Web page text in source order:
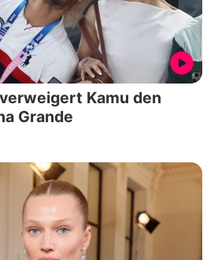
Kamu den
Grande